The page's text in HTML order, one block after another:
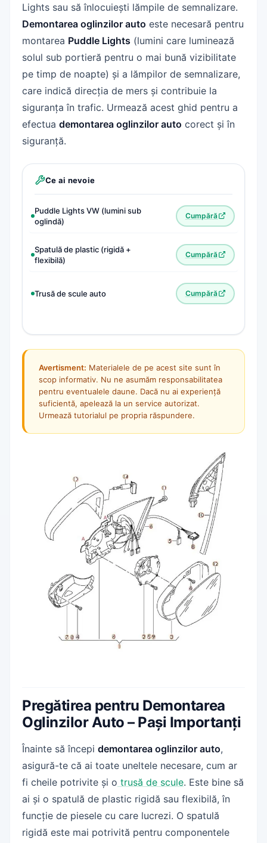
Lights sau să înlocuiești lămpile de semnalizare.
Demontarea oglinzilor auto este necesară pentru
montarea Puddle Lights (lumini care luminează
solul sub portieră pentru o mai bună vizibilitate
pe timp de noapte) și a lămpilor de semnalizare,
care indică direcția de mers și contribuie la
siguranța în trafic. Urmează acest ghid pentru a
efectua demontarea oglinzilor auto corect și în
siguranță.
Ce ai nevoie
Puddle Lights VW (lumini sub
oglindă)
Cumpără
Spatulă de plastic (rigidă +
flexibilă)
Cumpără
Trusă de scule auto Cumpără
Avertisment: Materialele de pe acest site sunt în
scop informativ. Nu ne asumăm responsabilitatea
pentru eventualele daune. Dacă nu ai experiență
suficientă, apelează la un service autorizat.
Urmează tutorialul pe propria răspundere.
Pregătirea pentru Demontarea
Oglinzilor Auto – Pași Importanți
Înainte să începi demontarea oglinzilor auto,
asigură-te că ai toate uneltele necesare, cum ar
fi cheile potrivite și o trusă de scule. Este bine să
ai și o spatulă de plastic rigidă sau flexibilă, în
funcție de piesele cu care lucrezi. O spatulă
rigidă este mai potrivită pentru componentele